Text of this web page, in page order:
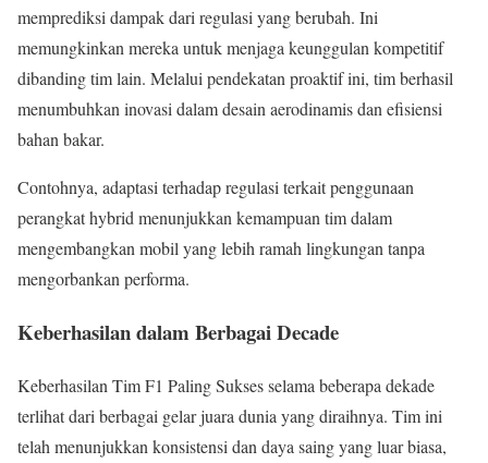
memprediksi dampak dari regulasi yang berubah. Ini
memungkinkan mereka untuk menjaga keunggulan kompetitif
dibanding tim lain. Melalui pendekatan proaktif ini, tim berhasil
menumbuhkan inovasi dalam desain aerodinamis dan efisiensi
bahan bakar.
Contohnya, adaptasi terhadap regulasi terkait penggunaan
perangkat hybrid menunjukkan kemampuan tim dalam
mengembangkan mobil yang lebih ramah lingkungan tanpa
mengorbankan performa.
Keberhasilan dalam Berbagai Decade
Keberhasilan Tim F1 Paling Sukses selama beberapa dekade
terlihat dari berbagai gelar juara dunia yang diraihnya. Tim ini
telah menunjukkan konsistensi dan daya saing yang luar biasa,